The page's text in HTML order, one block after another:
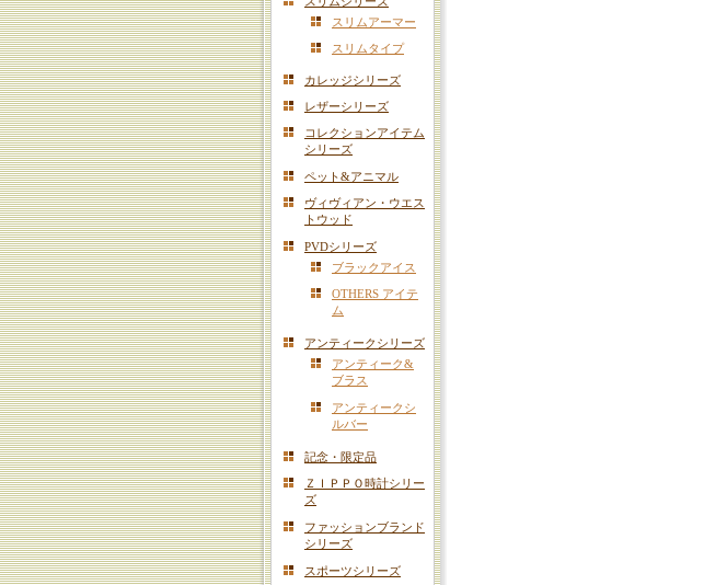
スリムアーマー
スリムタイプ
カレッジシリーズ
レザーシリーズ
コレクションアイテム
シリーズ
ペット&アニマル
ヴィヴィアン・ウエス
トウッド
PVDシリーズ
ブラックアイス
OTHERS アイテ
ム
アンティークシリーズ
アンティーク&
ブラス
アンティークシ
ルバー
記念・限定品
ＺＩＰＰＯ時計シリー
ズ
ファッションブランド
シリーズ
スポーツシリーズ